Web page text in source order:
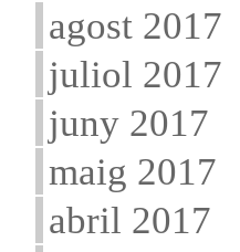
agost 2017
juliol 2017
juny 2017
maig 2017
abril 2017